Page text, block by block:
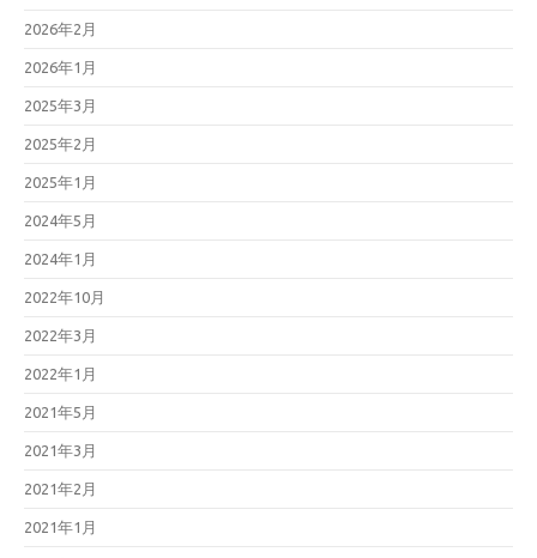
2026年2月
2026年1月
2025年3月
2025年2月
2025年1月
2024年5月
2024年1月
2022年10月
2022年3月
2022年1月
2021年5月
2021年3月
2021年2月
2021年1月